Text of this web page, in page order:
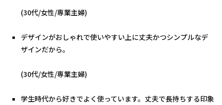
(30代/女性/専業主婦)
デザインがおしゃれで使いやすい上に丈夫かつシンプルなデ
ザインだから。
(30代/女性/専業主婦)
学生時代から好きでよく使っています。丈夫で長持ちする印象